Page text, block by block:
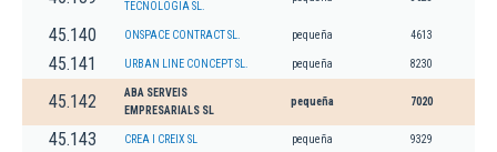
TECNOLOGIA SL.
45.140 ONSPACE CONTRACT SL. pequeña 4613
45.141 URBAN LINE CONCEPT SL. pequeña 8230
45.142
ABA SERVEIS
EMPRESARIALS SL
pequeña 7020
45.143 CREA I CREIX SL pequeña 9329